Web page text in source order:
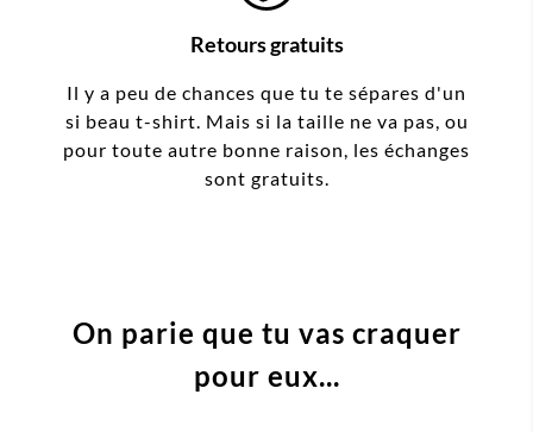
Retours gratuits
Il y a peu de chances que tu te sépares d'un
si beau t-shirt. Mais si la taille ne va pas, ou
pour toute autre bonne raison, les échanges
sont gratuits.
On parie que tu vas craquer
pour eux...